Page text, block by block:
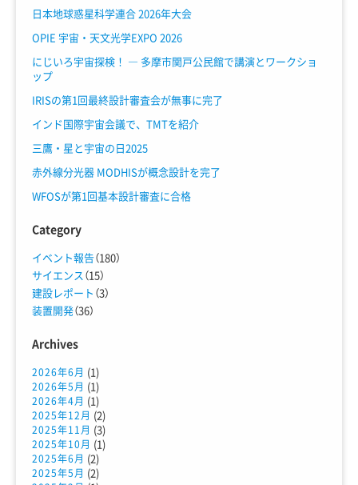
日本地球惑星科学連合 2026年大会
OPIE 宇宙・天文光学EXPO 2026
にじいろ宇宙探検！ ― 多摩市関戸公民館で講演とワークショ
ップ
IRISの第1回最終設計審査会が無事に完了
インド国際宇宙会議で、TMTを紹介
三鷹・星と宇宙の日2025
赤外線分光器 MODHISが概念設計を完了
WFOSが第1回基本設計審査に合格
Category
イベント報告（180）
サイエンス （15）
建設レポート （3）
装置開発（36）
Archives
2026年6月 (1)
2026年5月 (1)
2026年4月 (1)
2025年12月 (2)
2025年11月 (3)
2025年10月 (1)
2025年6月 (2)
2025年5月 (2)